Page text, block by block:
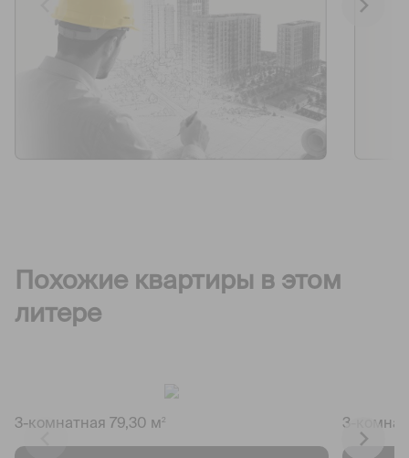
Похожие квартиры в этом
литере
3-комнатная 79,30 м 2 3-